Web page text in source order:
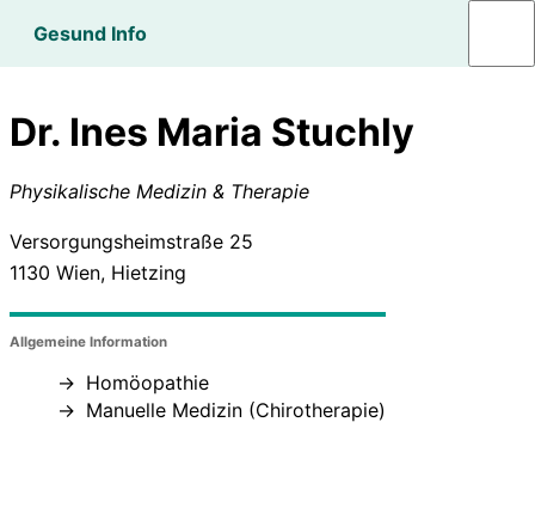
Gesund Info
Dr. Ines Maria Stuchly
Physikalische Medizin & Therapie
Versorgungsheimstraße 25
1130 Wien, Hietzing
Allgemeine Information
Homöopathie
Manuelle Medizin (Chirotherapie)